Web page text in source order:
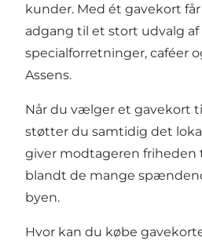
kunder. Med ét gavekort
adgang til et stort udvalg
specialforretninger, caféer
Assens.
Når du vælger et gavekort
støtter du samtidig det
giver modtageren friheden
blandt de mange
byen.
Hvor kan du købe